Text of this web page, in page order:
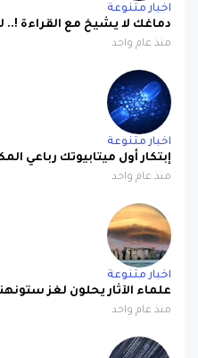
اخبار متنوعة
دماغك لا يشيخ مع القراءة !..
منذ عام واحد
اخبار متنوعة
إبتكار أول ميتابيوتك رباعي
منذ عام واحد
اخبار متنوعة
علماء الآثار يحلون لغز
منذ عام واحد